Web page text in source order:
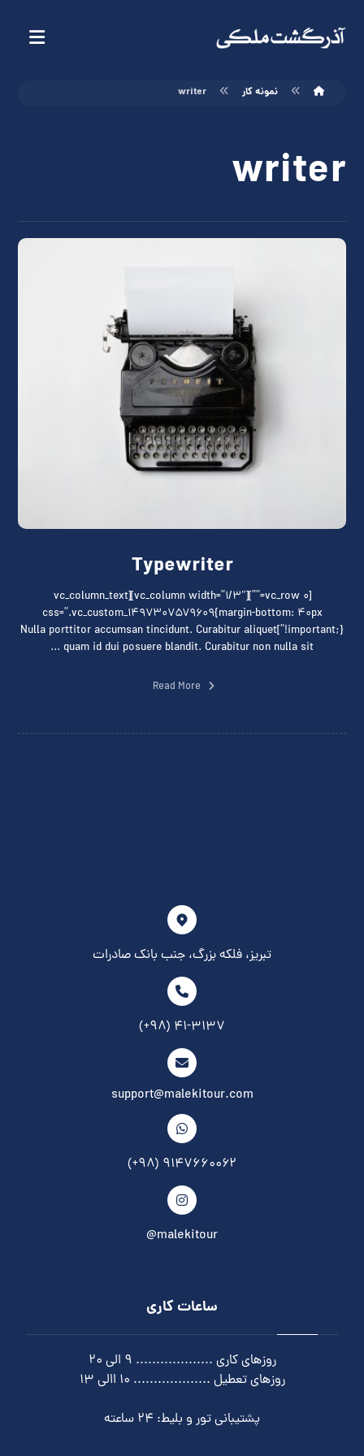
نمونه کار writer
writer
Typewriter
[vc_row ۰=””][vc_column width=”۱/۳″][vc_column_text
css=”.vc_custom_۱۴۹۷۳۰۷۵۷۹۶۰۹{margin-bottom: ۴۰px
!important;}”]Nulla porttitor accumsan tincidunt. Curabitur aliquet
quam id dui posuere blandit. Curabitur non nulla sit ...
Read More
تبریز، فلکه بزرگ، جنب بانک صادرات
۴۱-۳۱۳۷ (۹۸+)
support@malekitour.com
۹۱۴۷۶۶۰۰۶۲ (۹۸+)
malekitour@
ساعات کاری
روزهای کاری ................... ۹ الی ۲۰
روزهای تعطیل ................... ۱۰ االی ۱۳
پشتیبانی تور و بلیط: ۲۴ ساعته